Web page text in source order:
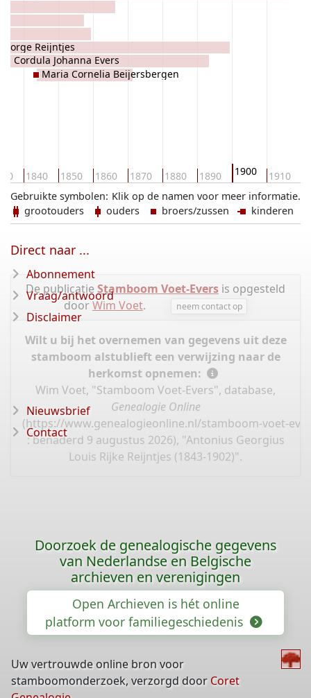
1840 1850 1860 1870 1880 1890 1900 1910
Reijntjes
Cordula Johanna Evers
Maria Cornelia Beijersbergen
Klik op de namen voor meer informatie.
Gebruikte symbolen:
grootouders
ouders broers/zussen kinderen
De publicatie Stamboom Voet-Evers is opgesteld
doorWim Voet. neem contact op
Wilt u bij het overnemen van gegevens uit deze
stamboom alstublieft een verwijzing naar de
herkomst opnemen:
Wim Voet, "Stamboom Voet-Evers", database,
Genealogie Online
(https://www.genealogieonline.nl/stamboom-voet-
: benaderd 9 augustus 2026), "Antonius Georgius
Louis Rijke Reijntjes (1843-1902)".
Direct naar ...
Abonnement
Vraag/antwoord
Disclaimer
Nieuwsbrief
Contact
Doorzoek de genealogische gegevens
van Nederlandse en Belgische
archieven en verenigingen
Open Archieven is hét online
platform voor familiegeschiedenis
Uw vertrouwde online bron voor
stamboomonderzoek, verzorgd door Coret